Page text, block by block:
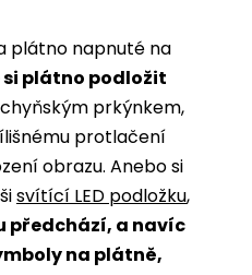
plátno napnuté na
plátno podložit
prkýnkem,
protlačení
obrazu. Anebo si
svítící LED podložku,
předchází, a navíc
na plátně,